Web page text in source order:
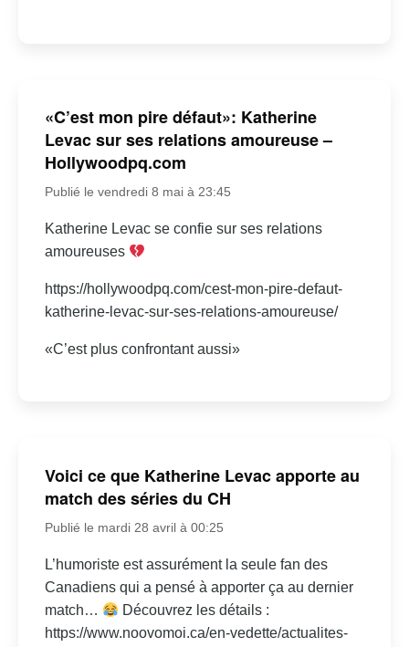
«C’est mon pire défaut»: Katherine
Levac sur ses relations amoureuse –
Hollywoodpq.com
Publié le vendredi 8 mai à 23:45
Katherine Levac se confie sur ses relations
amoureuses
https://hollywoodpq.com/cest-mon-pire-defaut-
katherine-levac-sur-ses-relations-amoureuse/
«C’est plus confrontant aussi»
Voici ce que Katherine Levac apporte au
match des séries du CH
Publié le mardi 28 avril à 00:25
L’humoriste est assurément la seule fan des
Canadiens qui a pensé à apporter ça au dernier
match…
Découvrez les détails :
https://www.noovomoi.ca/en-vedette/actualites-